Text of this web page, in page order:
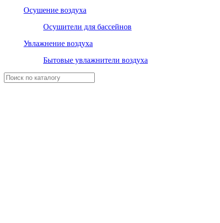
Осушение воздуха
Осушители для бассейнов
Увлажнение воздуха
Бытовые увлажнители воздуха